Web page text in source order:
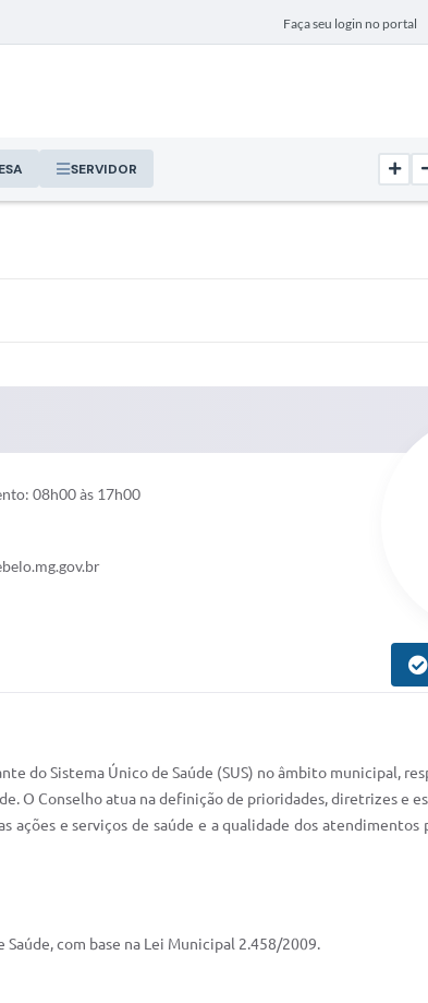
Faça seu login no portal
SERVIDOR
08h00 às 17h00
do Sistema Único de Saúde (SUS) no âmbito municipal,
O Conselho atua na definição de prioridades, diretrizes e
ações e serviços de saúde e a qualidade dos atendimentos
com base na Lei Municipal 2.458/2009.